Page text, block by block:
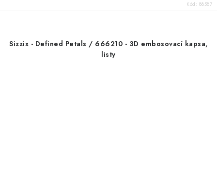
Kód: 88587
Sizzix - Defined Petals / 666210 - 3D embosovací kapsa,
listy